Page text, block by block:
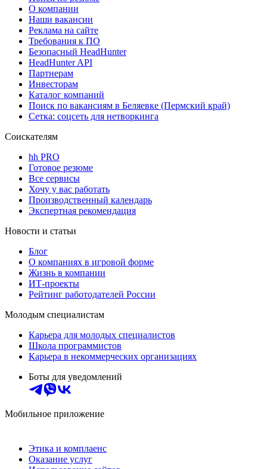
О компании
Наши вакансии
Реклама на сайте
Требования к ПО
Безопасный HeadHunter
HeadHunter API
Партнерам
Инвесторам
Каталог компаний
Поиск по вакансиям в Беляевке (Пермский край)
Сетка: соцсеть для нетворкинга
Соискателям
hh PRO
Готовое резюме
Все сервисы
Хочу у вас работать
Производственный календарь
Экспертная рекомендация
Новости и статьи
Блог
О компаниях в игровой форме
Жизнь в компании
ИТ-проекты
Рейтинг работодателей России
Молодым специалистам
Карьера для молодых специалистов
Школа программистов
Карьера в некоммерческих организациях
Боты для уведомлений
Мобильное приложение
Этика и комплаенс
Оказание услуг